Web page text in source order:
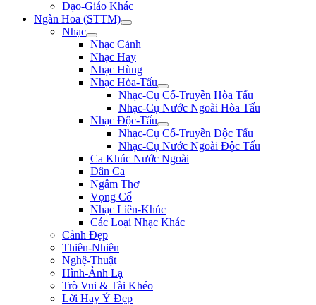
Đạo-Giáo Khác
Ngàn Hoa (STTM)
Nhạc
Nhạc Cảnh
Nhạc Hay
Nhạc Hùng
Nhạc Hòa-Tấu
Nhạc-Cụ Cổ-Truyền Hòa Tấu
Nhạc-Cụ Nước Ngoài Hòa Tấu
Nhạc Độc-Tấu
Nhạc-Cụ Cổ-Truyền Độc Tấu
Nhạc-Cụ Nước Ngoài Độc Tấu
Ca Khúc Nước Ngoài
Dân Ca
Ngâm Thơ
Vọng Cổ
Nhạc Liên-Khúc
Các Loại Nhạc Khác
Cảnh Đẹp
Thiên-Nhiên
Nghệ-Thuật
Hình-Ảnh Lạ
Trò Vui & Tài Khéo
Lời Hay Ý Đẹp